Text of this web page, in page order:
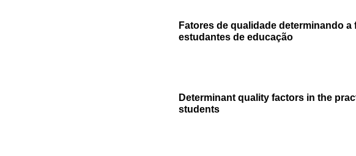
Fatores de qualidade determinando
estudantes de educação
Determinant quality factors in the
students